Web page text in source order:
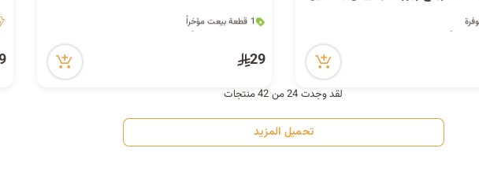
13 مشاهدة مؤخراً
13 مشاهدة مؤخراً29
لقد وجدت 24 من 42 منتجات
تحميل المزيد